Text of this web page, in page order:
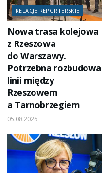
RELACJE REPORTERSKIE
Nowa trasa kolejowa
z Rzeszowa
do Warszawy.
Potrzebna rozbudowa
linii między
Rzeszowem
a Tarnobrzegiem
05.08.2026